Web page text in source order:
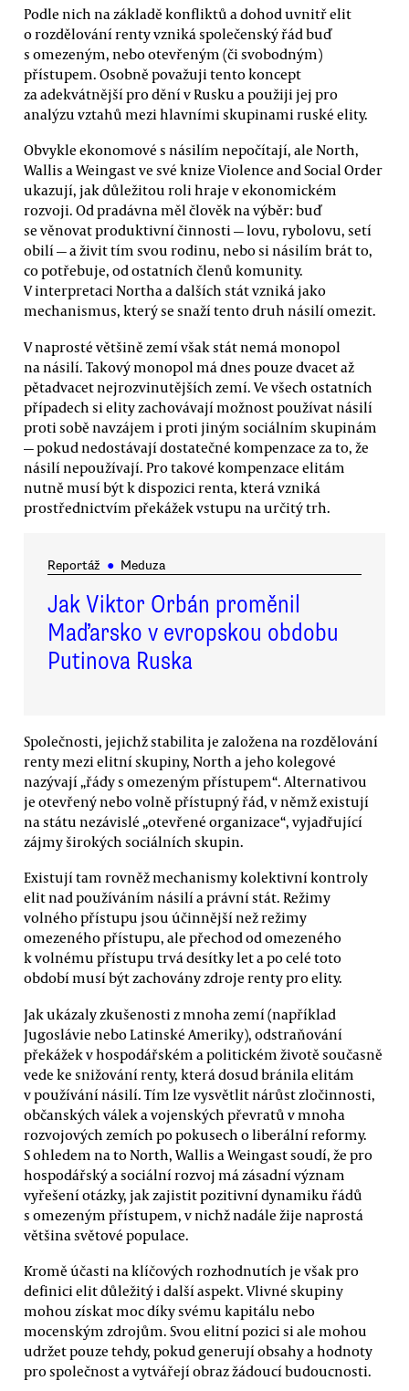
Podle nich na základě konfliktů a dohod uvnitř elit
o rozdělování renty vzniká společenský řád buď
s omezeným, nebo otevřeným (či svobodným)
přístupem. Osobně považuji tento koncept
za adekvátnější pro dění v Rusku a použiji jej pro
analýzu vztahů mezi hlavními skupinami ruské elity.
Obvykle ekonomové s násilím nepočítají, ale North,
Wallis a Weingast ve své knize Violence and Social Order
ukazují, jak důležitou roli hraje v ekonomickém
rozvoji. Od pradávna měl člověk na výběr: buď
se věnovat produktivní činnosti — lovu, rybolovu, setí
obilí — a živit tím svou rodinu, nebo si násilím brát to,
co potřebuje, od ostatních členů komunity.
V interpretaci Northa a dalších stát vzniká jako
mechanismus, který se snaží tento druh násilí omezit.
V naprosté většině zemí však stát nemá monopol
na násilí. Takový monopol má dnes pouze dvacet až
pětadvacet nejrozvinutějších zemí. Ve všech ostatních
případech si elity zachovávají možnost používat násilí
proti sobě navzájem i proti jiným sociálním skupinám
— pokud nedostávají dostatečné kompenzace za to, že
násilí nepoužívají. Pro takové kompenzace elitám
nutně musí být k dispozici renta, která vzniká
prostřednictvím překážek vstupu na určitý trh.
Reportáž ● Meduza
Jak Viktor Orbán proměnil
Maďarsko v evropskou obdobu
Putinova Ruska
Společnosti, jejichž stabilita je založena na rozdělování
renty mezi elitní skupiny, North a jeho kolegové
nazývají „řády s omezeným přístupem“. Alternativou
je otevřený nebo volně přístupný řád, v němž existují
na státu nezávislé „otevřené organizace“, vyjadřující
zájmy širokých sociálních skupin.
Existují tam rovněž mechanismy kolektivní kontroly
elit nad používáním násilí a právní stát. Režimy
volného přístupu jsou účinnější než režimy
omezeného přístupu, ale přechod od omezeného
k volnému přístupu trvá desítky let a po celé toto
období musí být zachovány zdroje renty pro elity.
Jak ukázaly zkušenosti z mnoha zemí (například
Jugoslávie nebo Latinské Ameriky), odstraňování
překážek v hospodářském a politickém životě současně
vede ke snižování renty, která dosud bránila elitám
v používání násilí. Tím lze vysvětlit nárůst zločinnosti,
občanských válek a vojenských převratů v mnoha
rozvojových zemích po pokusech o liberální reformy.
S ohledem na to North, Wallis a Weingast soudí, že pro
hospodářský a sociální rozvoj má zásadní význam
vyřešení otázky, jak zajistit pozitivní dynamiku řádů
s omezeným přístupem, v nichž nadále žije naprostá
většina světové populace.
Kromě účasti na klíčových rozhodnutích je však pro
definici elit důležitý i další aspekt. Vlivné skupiny
mohou získat moc díky svému kapitálu nebo
mocenským zdrojům. Svou elitní pozici si ale mohou
udržet pouze tehdy, pokud generují obsahy a hodnoty
pro společnost a vytvářejí obraz žádoucí budoucnosti.